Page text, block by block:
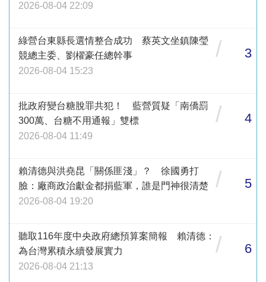
2026-08-04 22:09
綠營台東縣長選情整合成功 蔡英文坐鎮陳瑩
競總主委、劉櫂豪任總幹事
2026-08-04 15:23
/ 3
批政府變台糖脫罪共犯！ 藍營質疑「南僑罰
300萬、台糖不用通報」雙標
2026-08-04 11:49
/ 4
賴清德與洪堯昆「關係匪淺」？ 徐國勇打
臉：廠商政治獻金都捐藍軍，誰是門神很清楚
2026-08-04 19:20
/ 5
聽取116年度中央政府總預算案簡報 賴清德：
為台灣累積永續發展實力
2026-08-04 21:13
/ 6